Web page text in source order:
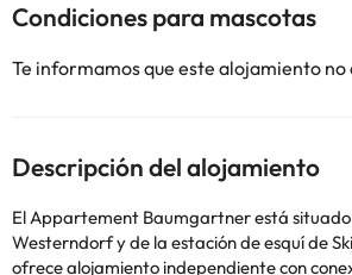
Condiciones para mascotas
Te informamos que este alojamiento
Descripción del alojamiento
El Appartement Baumgartner está situado
Westerndorf y de la estación de esquí de
ofrece alojamiento independiente con